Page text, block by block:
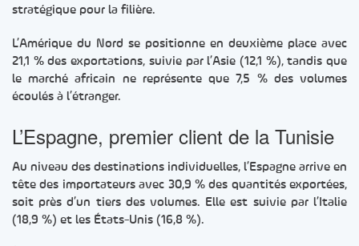
stratégique pour la filière.
L’Amérique du Nord se positionne en deuxième place avec
21,1 % des exportations, suivie par l’Asie (12,1 %), tandis que
le marché africain ne représente que 7,5 % des volumes
écoulés à l’étranger.
L’Espagne, premier client de la Tunisie
Au niveau des destinations individuelles, l’Espagne arrive en
tête des importateurs avec 30,9 % des quantités exportées,
soit près d’un tiers des volumes. Elle est suivie par l’Italie
(18,9 %) et les États-Unis (16,8 %).